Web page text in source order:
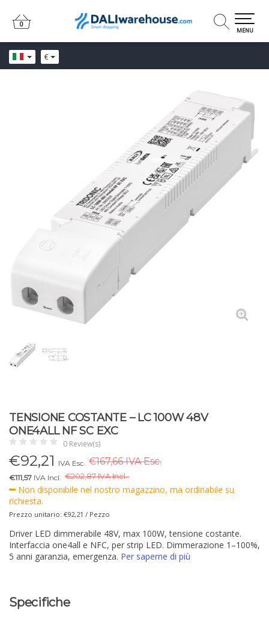
€
0
0
MENU
TENSIONE COSTANTE – LC 100W 48V
ONE4ALL NF SC EXC
0 Review(s)
€92,21 IVA Esc. €167,66 IVA Esc.
€111,57 IVA Incl. €202,87 IVA Incl..
Non disponibile nel nostro magazzino, ma ordinabile su
richiesta.
Prezzo unitario: €92,21 / Pezzo
Driver LED dimmerabile 48V, max 100W, tensione costante.
Interfaccia one4all e NFC, per strip LED. Dimmerazione 1–100%,
5 anni garanzia, emergenza. Per saperne di più
Specifiche